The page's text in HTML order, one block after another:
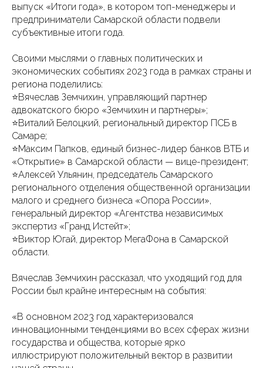
выпуск «Итоги года», в котором топ-менеджеры и
предприниматели Самарской области подвели
субъективные итоги года.
Своими мыслями о главных политических и
экономических событиях 2023 года в рамках страны и
региона поделились:
⭐Вячеслав Земчихин, управляющий партнер
адвокатского бюро «Земчихин и партнеры»;
⭐Виталий Белоцкий, региональный директор ПСБ в
Самаре;
⭐Максим Папков, единый бизнес-лидер банков ВТБ и
«Открытие» в Самарской области — вице-президент;
⭐Алексей Ульянин, председатель Самарского
регионального отделения общественной организации
малого и среднего бизнеса «Опора России»,
генеральный директор «Агентства независимых
экспертиз «Гранд Истейт»;
⭐Виктор Югай, директор МегаФона в Самарской
области.
Вячеслав Земчихин рассказал, что уходящий год для
России был крайне интересным на события:
«В основном 2023 год характеризовался
инновационными тенденциями во всех сферах жизни
государства и общества, которые ярко
иллюстрируют положительный вектор в развитии